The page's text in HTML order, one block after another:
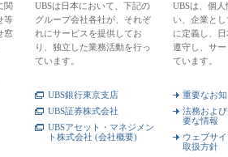
関
等
窓
UBSは日本において、下記の
グループ会社各社が、それぞ
れにサービスを提供してお
り、独立した業務活動を行っ
ています。
UBS銀行東京支店
UBS証券株式会社
UBSアセット・マネジメン
ト株式会社 (会社概要)
UBSは、個
い、企業と
に定義し、
遵守し、サ
ています。
重要なお
法務およ
要な情報
ウェブサ
取扱方針